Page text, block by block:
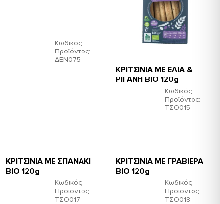
Κωδικός
Προϊόντος:
ΔΕΝ075
Κωδικός
Προϊόντος:
ΤΣΟ015
ΚΡΙΤΣΙΝΙΑ ΜΕ ΕΛΙΑ &
ΡΙΓΑΝΗ ΒΙΟ 120g
Κωδικός
Προϊόντος:
ΤΣΟ017
ΚΡΙΤΣΙΝΙΑ ΜΕ ΣΠΑΝΑΚΙ
ΒΙΟ 120g
Κωδικός
Προϊόντος:
ΤΣΟ018
ΚΡΙΤΣΙΝΙΑ ΜΕ ΓΡΑΒΙΕΡΑ
ΒΙΟ 120g